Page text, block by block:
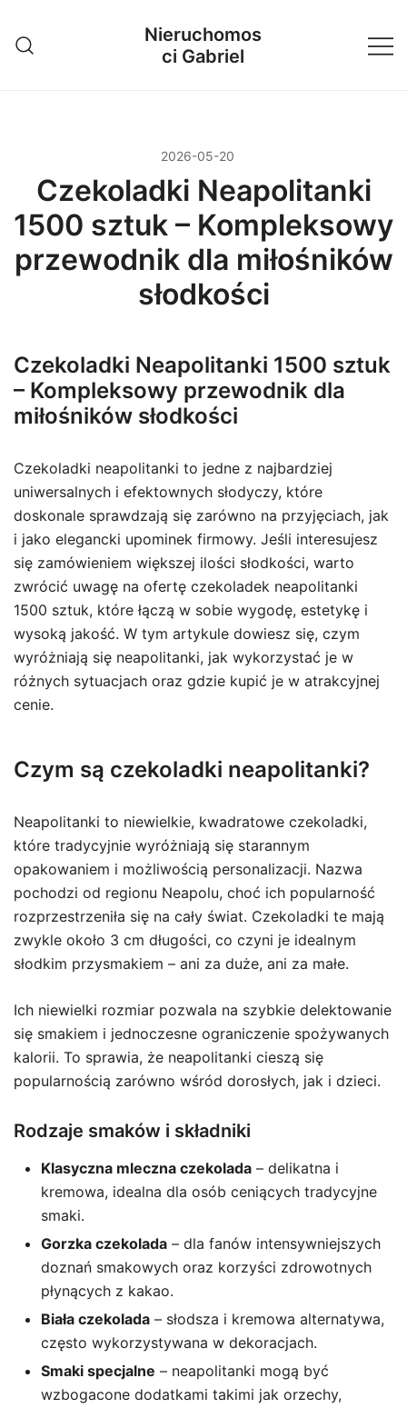
treści
Nieruchomos
ci Gabriel
2026-05-20
Czekoladki Neapolitanki
1500 sztuk – Kompleksowy
przewodnik dla miłośników
słodkości
Czekoladki Neapolitanki 1500 sztuk
– Kompleksowy przewodnik dla
miłośników słodkości
Czekoladki neapolitanki to jedne z najbardziej
uniwersalnych i efektownych słodyczy, które
doskonale sprawdzają się zarówno na przyjęciach, jak
i jako elegancki upominek firmowy. Jeśli interesujesz
się zamówieniem większej ilości słodkości, warto
zwrócić uwagę na ofertę czekoladek neapolitanki
1500 sztuk, które łączą w sobie wygodę, estetykę i
wysoką jakość. W tym artykule dowiesz się, czym
wyróżniają się neapolitanki, jak wykorzystać je w
różnych sytuacjach oraz gdzie kupić je w atrakcyjnej
cenie.
Czym są czekoladki neapolitanki?
Neapolitanki to niewielkie, kwadratowe czekoladki,
które tradycyjnie wyróżniają się starannym
opakowaniem i możliwością personalizacji. Nazwa
pochodzi od regionu Neapolu, choć ich popularność
rozprzestrzeniła się na cały świat. Czekoladki te mają
zwykle około 3 cm długości, co czyni je idealnym
słodkim przysmakiem – ani za duże, ani za małe.
Ich niewielki rozmiar pozwala na szybkie delektowanie
się smakiem i jednoczesne ograniczenie spożywanych
kalorii. To sprawia, że neapolitanki cieszą się
popularnością zarówno wśród dorosłych, jak i dzieci.
Rodzaje smaków i składniki
Klasyczna mleczna czekolada – delikatna i
kremowa, idealna dla osób ceniących tradycyjne
smaki.
Gorzka czekolada – dla fanów intensywniejszych
doznań smakowych oraz korzyści zdrowotnych
płynących z kakao.
Biała czekolada – słodsza i kremowa alternatywa,
często wykorzystywana w dekoracjach.
Smaki specjalne – neapolitanki mogą być
wzbogacone dodatkami takimi jak orzechy,